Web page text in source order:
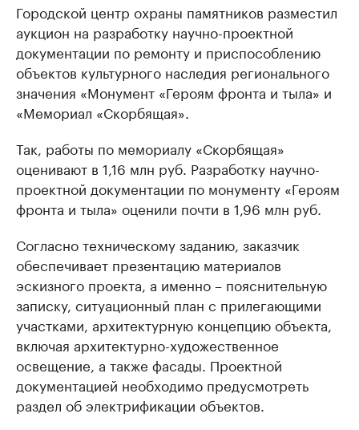
Городской центр охраны памятников разместил
аукцион на разработку научно-проектной
документации по ремонту и приспособлению
объектов культурного наследия регионального
значения «Монумент «Героям фронта и тыла» и
«Мемориал «Скорбящая».
Так, работы по мемориалу «Скорбящая»
оценивают в 1,16 млн руб. Разработку научно-
проектной документации по монументу «Героям
фронта и тыла» оценили почти в 1,96 млн руб.
Согласно техническому заданию, заказчик
обеспечивает презентацию материалов
эскизного проекта, а именно – пояснительную
записку, ситуационный план с прилегающими
участками, архитектурную концепцию объекта,
включая архитектурно-художественное
освещение, а также фасады. Проектной
документацией необходимо предусмотреть
раздел об электрификации объектов.